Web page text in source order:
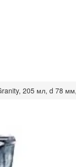
205 мл, d 78